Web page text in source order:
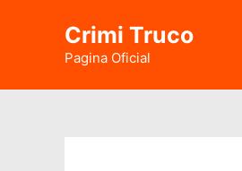
contenido
Crimi Truco
Pagina Oficial